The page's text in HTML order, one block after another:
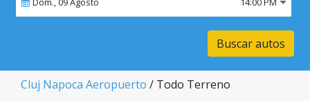
Buscar autos
Cluj Napoca Aeropuerto / Todo Terreno